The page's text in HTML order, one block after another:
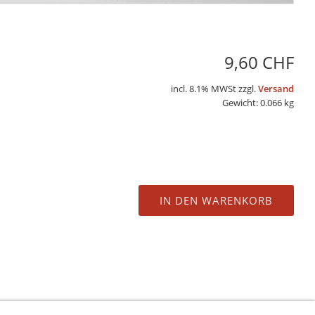
9,60 CHF
incl. 8.1% MWSt zzgl.Versand
Gewicht: 0.066 kg
IN DEN WARENKORB